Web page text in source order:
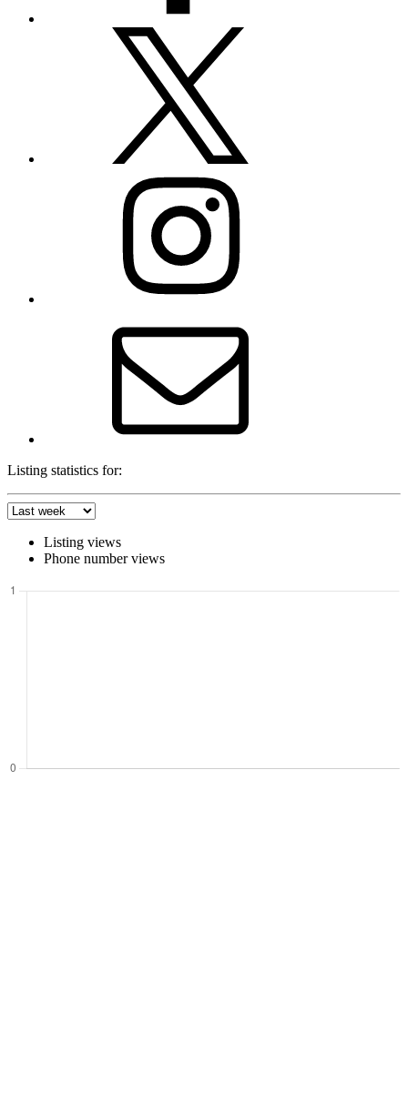
Listing statistics for:
Listing views
Phone number views